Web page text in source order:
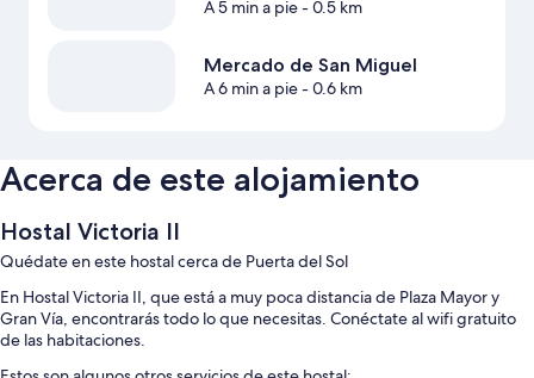
A 5 min a pie- 0.5 km
Mercado de San Miguel
A 6 min a pie- 0.6 km
Acerca de este alojamiento
Hostal Victoria II
Quédate en este hostal cerca de Puerta del Sol
En Hostal Victoria II, que está a muy poca distancia de Plaza Mayor y
Gran Vía, encontrarás todo lo que necesitas. Conéctate al wifi gratuito
de las habitaciones.